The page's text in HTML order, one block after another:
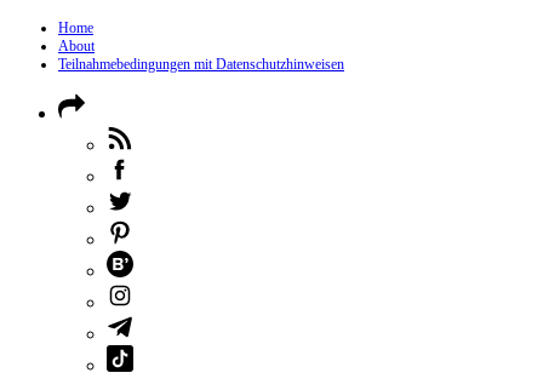
Home
About
Teilnahmebedingungen mit Datenschutzhinweisen